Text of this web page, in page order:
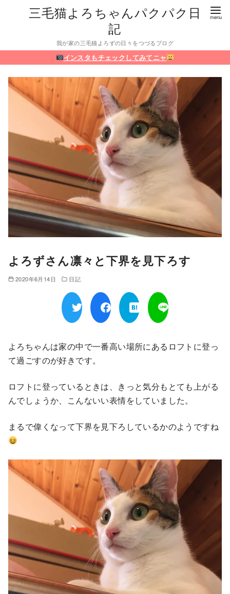
三毛猫よろちゃんパクパク日
記
我が家の三毛猫よろずの日々をつづるブログ
インスタもチェックしてみてニャ
よろずさん凛々と下界を見下ろす
2020年6月14日 日記
よろちゃんは家の中で一番高い場所にあるロフトに登っ
て過ごすのが好きです。
ロフトに登っているときは、きっと気分もとても上がる
んでしょうか、こんないい表情をしていました。
まるで偉くなって下界を見下ろしているかのようですね